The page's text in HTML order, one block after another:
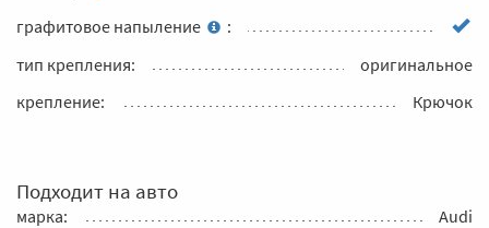
графитовое напыление
:
тип крепления:
оригинальное
крепление:
Крючок
Подходит на авто
марка:
Audi